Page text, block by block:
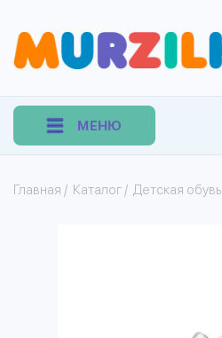
МЕНЮ
Главная / Каталог / Детская обувь